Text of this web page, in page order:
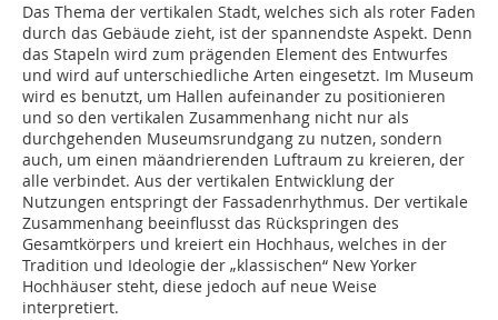
Das Thema der vertikalen Stadt, welches sich als roter Faden
durch das Gebäude zieht, ist der spannendste Aspekt. Denn
das Stapeln wird zum prägenden Element des Entwurfes
und wird auf unterschiedliche Arten eingesetzt. Im Museum
wird es benutzt, um Hallen aufeinander zu positionieren
und so den vertikalen Zusammenhang nicht nur als
durchgehenden Museumsrundgang zu nutzen, sondern
auch, um einen mäandrierenden Luftraum zu kreieren, der
alle verbindet. Aus der vertikalen Entwicklung der
Nutzungen entspringt der Fassaden­rhythmus. Der vertikale
Zusammenhang beeinflusst das Rückspringen des
Gesamtkörpers und kreiert ein Hochhaus, welches in der
Tradition und Ideologie der „klassischen“ New Yorker
Hochhäuser steht, diese jedoch auf neue Weise
interpretiert.